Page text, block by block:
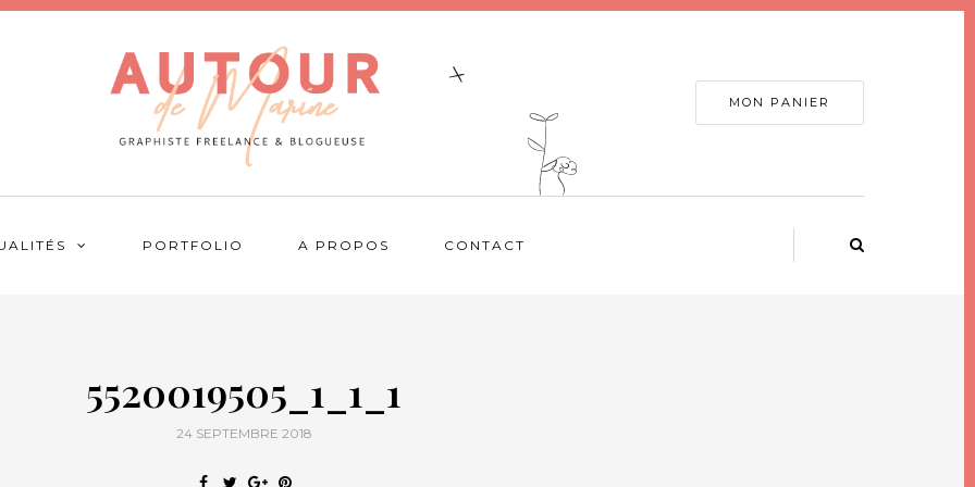
MON PANIER
PORTFOLIO A PROPOS CONTACT
5520019505_1_1_1
24 SEPTEMBRE 2018